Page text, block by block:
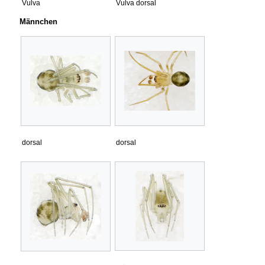
Vulva Vulva dorsal
Männchen
dorsal dorsal